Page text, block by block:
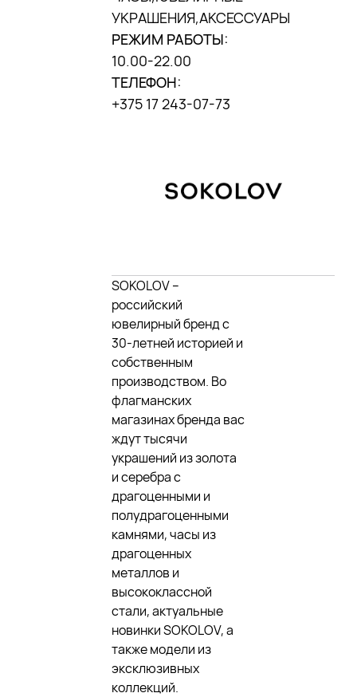
центр»)
МЫ В INSTAGRAM
DANA MALL, 2025
УКРАШЕНИЯ,АКСЕССУАРЫ
РЕЖИМ РАБОТЫ:
10.00-22.00
ТЕЛЕФОН:
+375 17 243-07-73
SOKOLOV –
российский
ювелирный бренд с
30-летней историей и
собственным
производством. Во
флагманских
магазинах бренда вас
ждут тысячи
украшений из золота
и серебра с
драгоценными и
полудрагоценными
камнями, часы из
драгоценных
металлов и
высококлассной
стали, актуальные
новинки SOKOLOV, а
также модели из
эксклюзивных
коллекций.